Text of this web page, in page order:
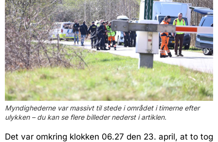
Myndighederne var massivt til stede i området i timerne efter
ulykken – du kan se flere billeder nederst i artiklen.
Det var omkring klokken 06.27 den 23. april, at to tog